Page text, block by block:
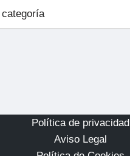
Política de privacidad
Aviso Legal